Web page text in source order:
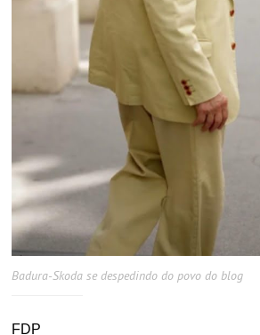
Badura-Skoda se despedindo do povo do blog
FDP